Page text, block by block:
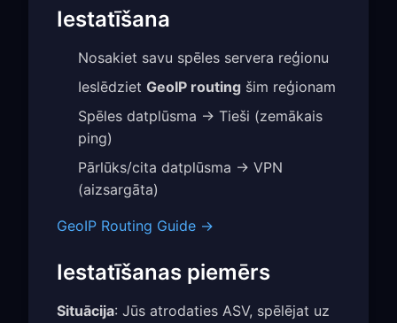
Iestatīšana
Nosakiet savu spēles servera reģionu
Ieslēdziet GeoIP routing šim reģionam
Spēles datplūsma → Tieši (zemākais
ping)
Pārlūks/cita datplūsma → VPN
(aizsargāta)
GeoIP Routing Guide →
Iestatīšanas piemērs
Situācija: Jūs atrodaties ASV, spēlējat uz